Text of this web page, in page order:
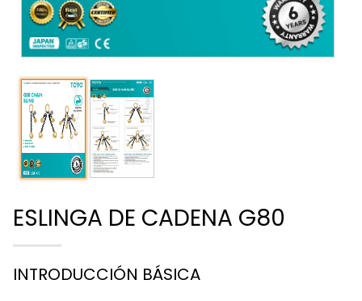
ESLINGA DE CADENA G80
INTRODUCCIÓN BÁSICA